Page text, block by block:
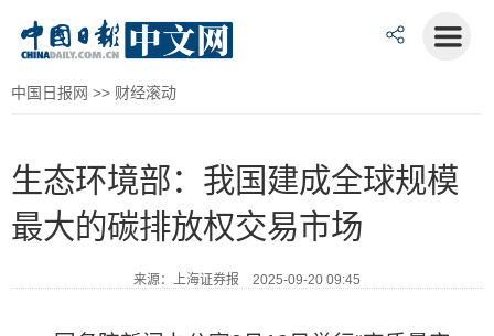
中国日报网 >> 财经滚动
生态环境部：我国建成全球规模
最大的碳排放权交易市场
来源：上海证券报 2025-09-20 09:45